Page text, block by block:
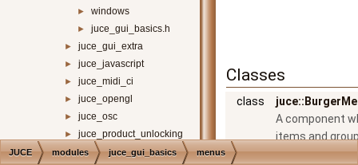
► windows
► juce_gui_basics.h
► juce_gui_extra
► juce_javascript
► juce_midi_ci
► juce_opengl
► juce_osc
► juce_product_unlocking
► juce_video
Classes
class
A component
items and
categories by
JUCE modules juce_gui_basics menus